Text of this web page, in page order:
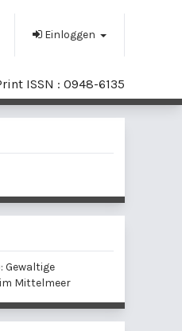
Einloggen
ISSN : 0948-6135
Gewaltige
Mittelmeer